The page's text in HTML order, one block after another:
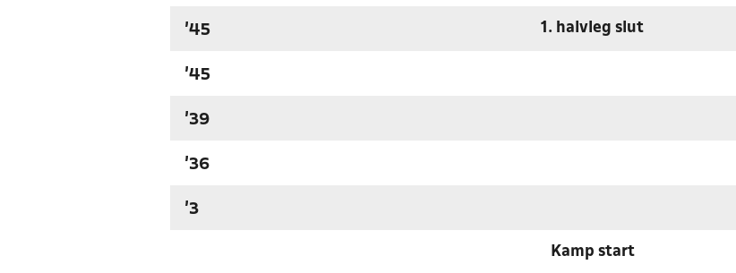
'45 1. halvleg slut
'45
'39
'36
'3
Kamp start